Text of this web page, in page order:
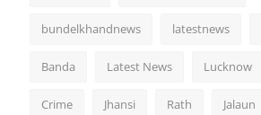
bundelkhandnews latestnews
Banda Latest News Lucknow
Crime Jhansi Rath Jalaun